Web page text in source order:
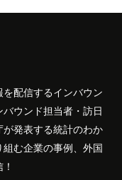
配信するインバウン
ウンド担当者・訪日
発表する統計のわか
む企業の事例、外国